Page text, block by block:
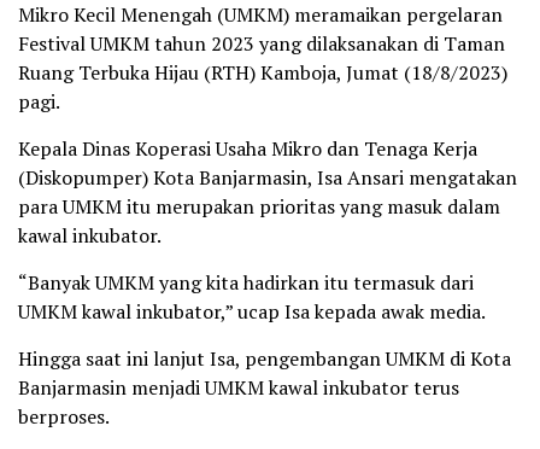
Mikro Kecil Menengah (UMKM) meramaikan pergelaran
Festival UMKM tahun 2023 yang dilaksanakan di Taman
Ruang Terbuka Hijau (RTH) Kamboja, Jumat (18/8/2023)
pagi.
Kepala Dinas Koperasi Usaha Mikro dan Tenaga Kerja
(Diskopumper) Kota Banjarmasin, Isa Ansari mengatakan
para UMKM itu merupakan prioritas yang masuk dalam
kawal inkubator.
“Banyak UMKM yang kita hadirkan itu termasuk dari
UMKM kawal inkubator,” ucap Isa kepada awak media.
Hingga saat ini lanjut Isa, pengembangan UMKM di Kota
Banjarmasin menjadi UMKM kawal inkubator terus
berproses.